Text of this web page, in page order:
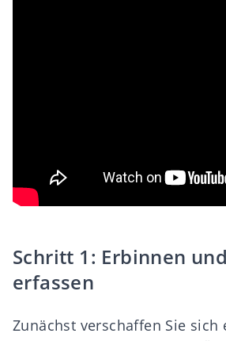
Schritt 1: Erbinnen
erfassen
Zunächst verschaffen Sie